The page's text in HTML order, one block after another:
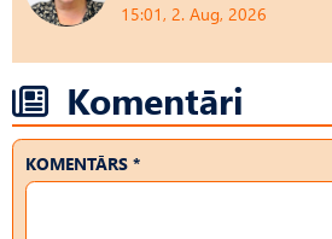
15:01, 2. Aug, 2026
Komentāri
KOMENTĀRS *